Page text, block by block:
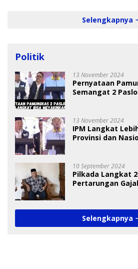
Selengkapnya
Politik
13 November 2024
Pernyataan
Semangat 2
13 November 2024
IPM Langkat
Provinsi dan
10 September 2024
Pilkada Langkat
Pertarungan
Selengkapnya